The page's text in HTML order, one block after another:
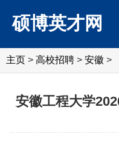
硕博英才网
主页 > 高校招聘 > 安徽 >
安徽工程大学